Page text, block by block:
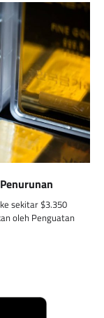
sekitar $3.350
oleh Penguatan